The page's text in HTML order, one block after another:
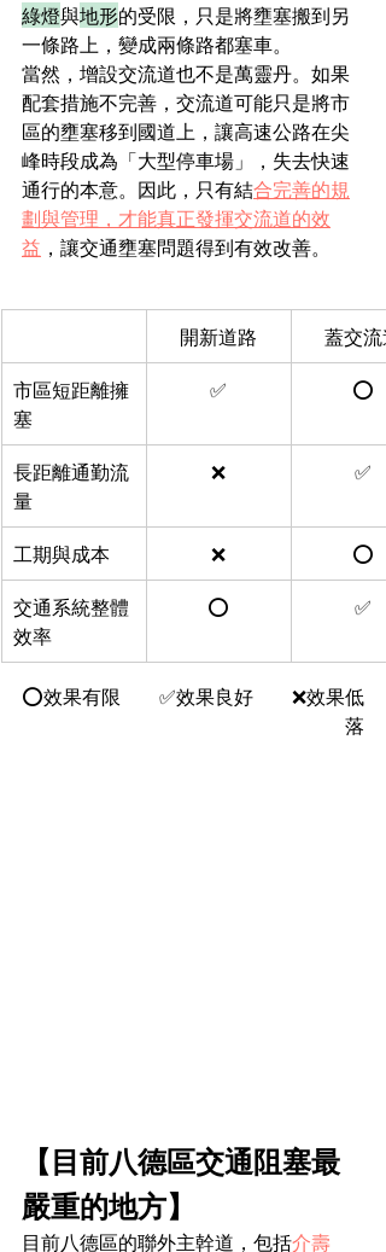
綠燈與地形的受限，只是將壅塞搬到另
一條路上，變成兩條路都塞車。
當然，增設交流道也不是萬靈丹。如果
配套措施不完善，交流道可能只是將市
區的壅塞移到國道上，讓高速公路在尖
峰時段成為「大型停車場」，失去快速
通行的本意。因此，只有結合完善的規
劃與管理，才能真正發揮交流道的效
益 ，讓交通壅塞問題得到有效改善。
開新道路 蓋交流
市區短距離擁
塞
✅ ⭕
長距離通勤流
量
❌ ✅
工期與成本 ❌ ⭕
交通系統整體
效率
⭕ ✅
⭕效果有限　　✅效果良好　　❌效果低
落
【目前八德區交通阻塞最
嚴重的地方】
目前八德區的聯外主幹道，包括介壽